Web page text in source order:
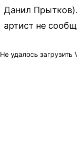
Данил
артист не
Не удалось загрузить